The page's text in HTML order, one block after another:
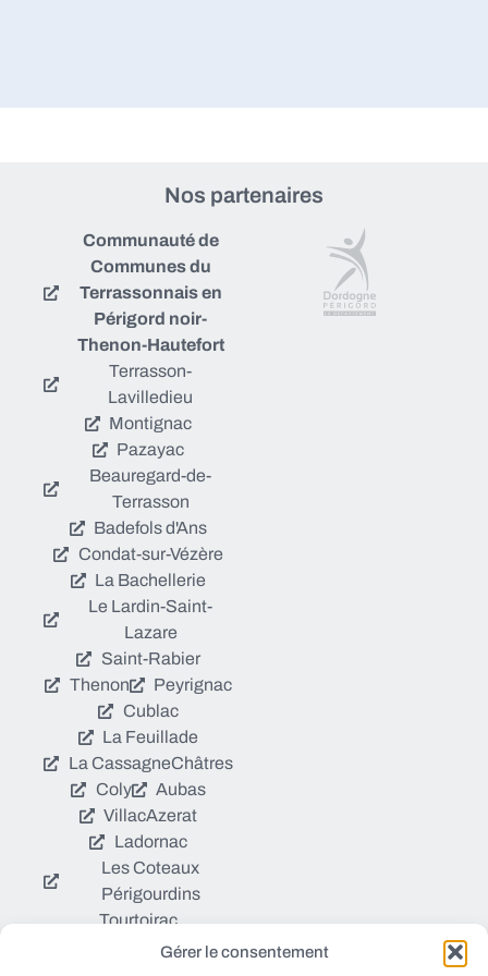
Gérer le consentement
Nos partenaires
Communauté de
Communes du
Terrassonnais en
Périgord noir-
Thenon-Hautefort
Terrasson-
Lavilledieu
Montignac
Pazayac
Beauregard-de-
Terrasson
Badefols d'Ans
Condat-sur-Vézère
La Bachellerie
Le Lardin-Saint-
Lazare
Saint-Rabier
Thenon
Peyrignac
Cublac
La Feuillade
La CassagneChâtres
Coly
Aubas
VillacAzerat
Ladornac
Les Coteaux
Périgourdins
Tourtoirac